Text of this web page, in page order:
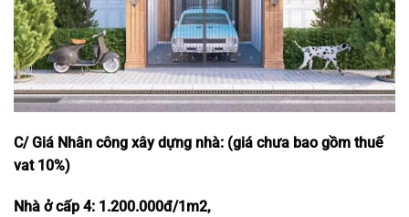
C/ Giá Nhân công xây dựng nhà: (giá chưa bao gồm thuế
vat 10%)
Nhà ở cấp 4: 1.200.000đ/1m2,